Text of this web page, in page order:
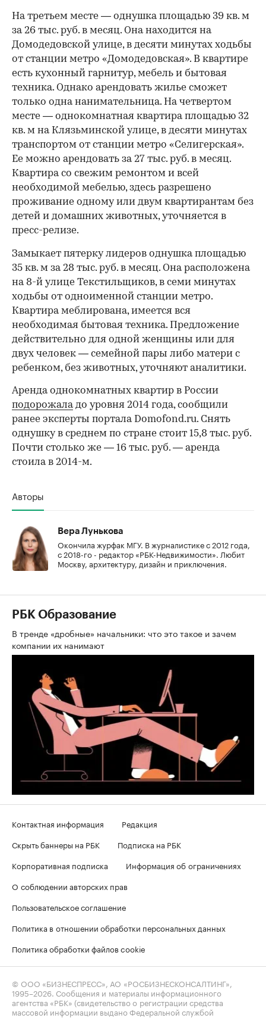
На третьем месте — однушка площадью 39 кв. м
за 26 тыс. руб. в месяц. Она находится на
Домодедовской улице, в десяти минутах ходьбы
от станции метро «Домодедовская». В квартире
есть кухонный гарнитур, мебель и бытовая
техника. Однако арендовать жилье сможет
только одна нанимательница. На четвертом
месте — однокомнатная квартира площадью 32
кв. м на Клязьминской улице, в десяти минутах
транспортом от станции метро «Селигерская».
Ее можно арендовать за 27 тыс. руб. в месяц.
Квартира со свежим ремонтом и всей
необходимой мебелью, здесь разрешено
проживание одному или двум квартирантам без
детей и домашних животных, уточняется в
пресс-релизе.
Замыкает пятерку лидеров однушка площадью
35 кв. м за 28 тыс. руб. в месяц. Она расположена
на 8-й улице Текстильщиков, в семи минутах
ходьбы от одноименной станции метро.
Квартира меблирована, имеется вся
необходимая бытовая техника. Предложение
действительно для одной женщины или для
двух человек — семейной пары либо матери с
ребенком, без животных, уточняют аналитики.
Аренда однокомнатных квартир в России
подорожаладо уровня 2014 года, сообщили
ранее эксперты портала Domofond.ru. Снять
однушку в среднем по стране стоит 15,8 тыс. руб.
Почти столько же — 16 тыс. руб. — аренда
стоила в 2014-м.
Авторы
Вера Лунькова
Окончила журфак МГУ. В журналистике с 2012 года,
с 2018-го - редактор «РБК-Недвижимости». Любит
Москву, архитектуру, дизайн и приключения.
РБК Образование
В тренде «дробные» начальники: что это такое и зачем
компании их нанимают
Контактная информация
Редакция
Скрыть баннеры на РБК
Подписка на РБК
Корпоративная подписка
Информация об ограничениях
О соблюдении авторских прав
Пользовательское соглашение
Политика в отношении обработки персональных данных
Политика обработки файлов cookie
© ООО «БИЗНЕСПРЕСС», АО «РОСБИЗНЕСКОНСАЛТИНГ»,
1995–2026. Сообщения и материалы информационного
агентства «РБК» (свидетельство о регистрации средства
массовой информации выдано Федеральной службой